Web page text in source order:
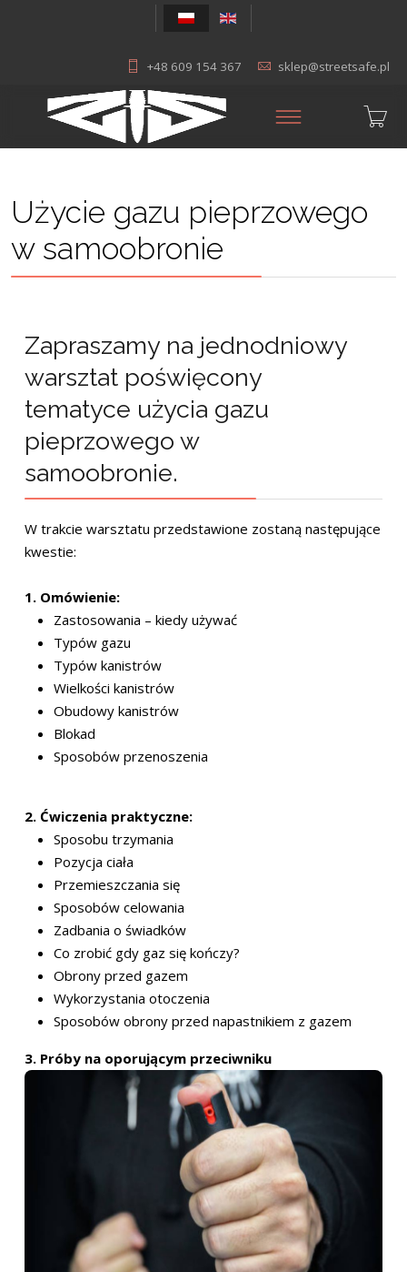
+48 609 154 367 sklep@streetsafe.pl
Użycie gazu pieprzowego
w samoobronie
Zapraszamy na jednodniowy
warsztat poświęcony
tematyce użycia gazu
pieprzowego w
samoobronie.
W trakcie warsztatu przedstawione zostaną następujące
kwestie:
1. Omówienie:
Zastosowania – kiedy używać
Typów gazu
Typów kanistrów
Wielkości kanistrów
Obudowy kanistrów
Blokad
Sposobów przenoszenia
2. Ćwiczenia praktyczne:
Sposobu trzymania
Pozycja ciała
Przemieszczania się
Sposobów celowania
Zadbania o świadków
Co zrobić gdy gaz się kończy?
Obrony przed gazem
Wykorzystania otoczenia
Sposobów obrony przed napastnikiem z gazem
3. Próby na oporującym przeciwniku